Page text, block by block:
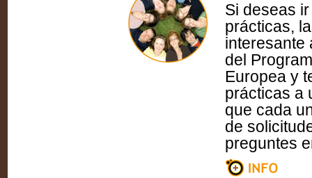
Si deseas
prácticas,
interesante
del
Europea y
prácticas a
que cada
de
preguntes